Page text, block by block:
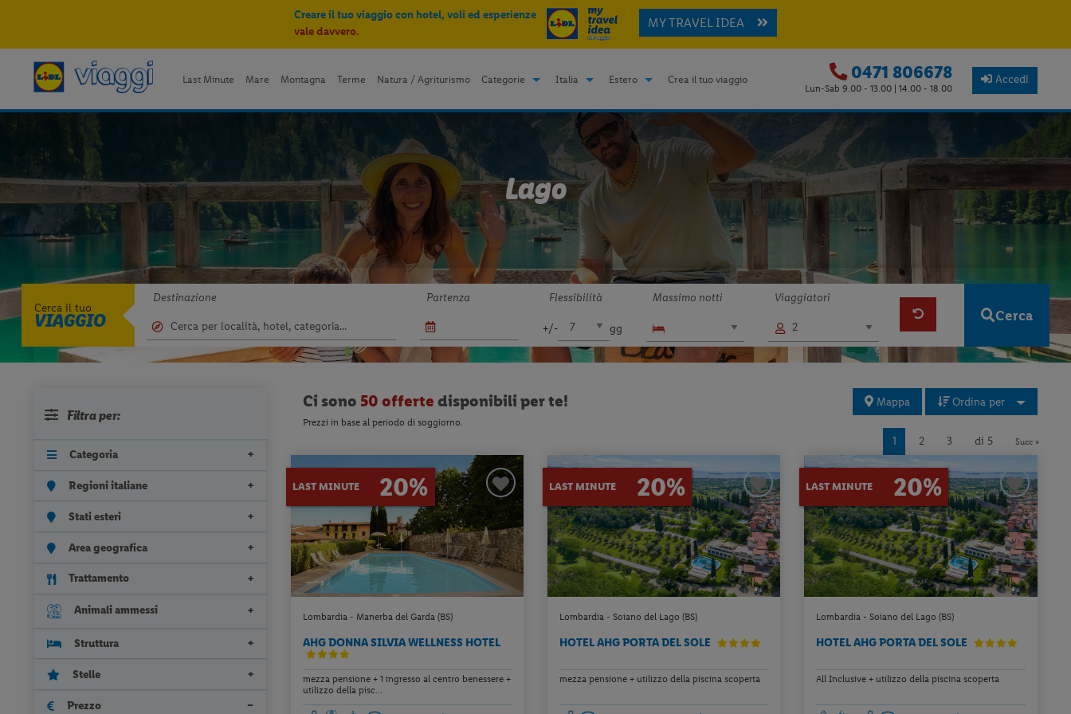
Creare il tuo viaggio con hotel, voli ed esperienze
vale davvero.
MY TRAVEL IDEA
Last Minute Mare Montagna Terme Natura / Agriturismo Categorie Italia Estero Crea il tuo viaggio 0471 806678
Lun-Sab 9.00 - 13.00 | 14.00 - 18.00
Accedi
Lago
Cerca il tuo
VIAGGIO
Destinazione Partenza Flessibilità
+/- gg
Massimo notti Viaggiatori
Cerca
Filtra per:
Categoria
Regioni italiane
Stati esteri
Area geografica
Trattamento
Animali ammessi
Struttura
Stelle
Prezzo
Ci sono 50 offerte disponibili per te!
Prezzi in base al periodo di soggiorno.
Mappa Ordina per
1 2 3 di 5 Succ »
LAST MINUTE 20%
Lombardia - Manerba del Garda (BS)
AHG DONNA SILVIA WELLNESS HOTEL
mezza pensione + 1 ingresso al centro benessere +
utilizzo della pisc...
LAST MINUTE 20%
Lombardia - Soiano del Lago (BS)
HOTEL AHG PORTA DEL SOLE
mezza pensione + utilizzo della piscina scoperta
LAST MINUTE 20%
Lombardia - Soiano del Lago (BS)
HOTEL AHG PORTA DEL SOLE
All Inclusive + utilizzo della piscina scoperta